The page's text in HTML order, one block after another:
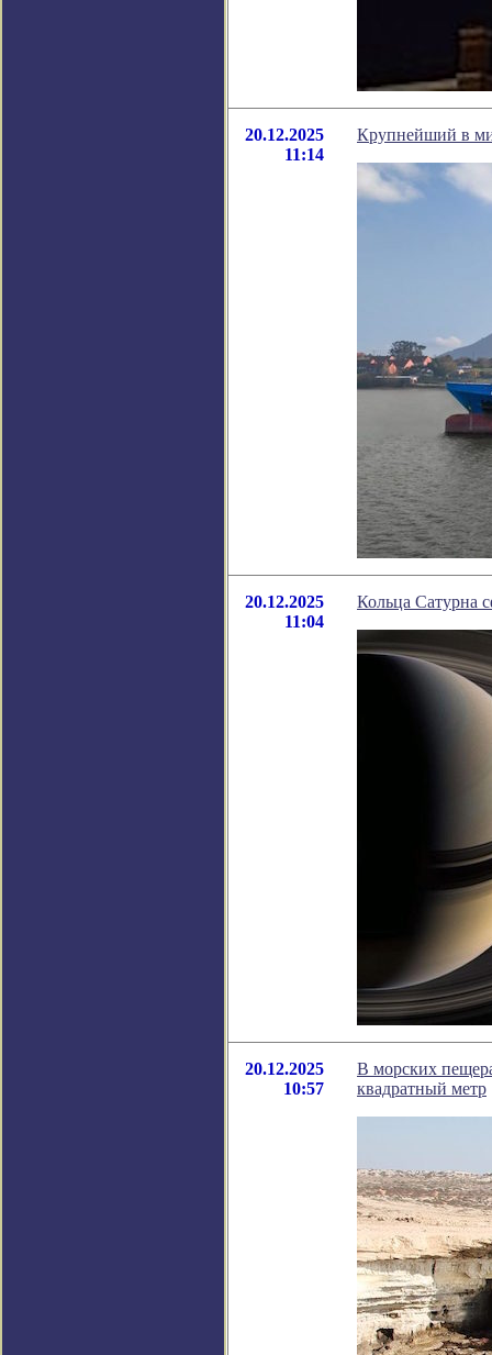
20.12.2025
11:14
Крупнейший в
20.12.2025
11:04
Кольца Сатурна
20.12.2025
10:57
В морских
квадратный метр